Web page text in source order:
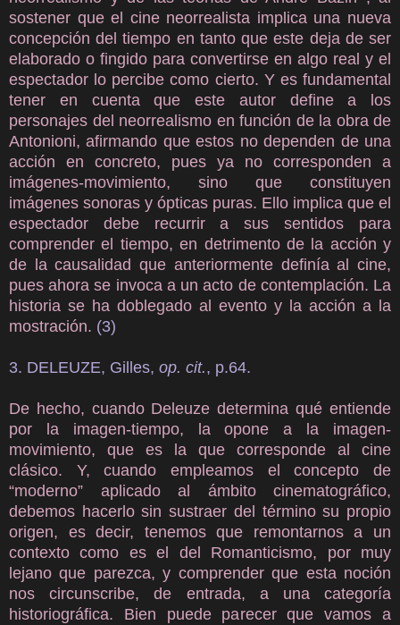
sostener que el cine neorrealista implica una nueva
concepción del tiempo en tanto que este deja de ser
elaborado o fingido para convertirse en algo real y el
espectador lo percibe como cierto. Y es fundamental
tener en cuenta que este autor define a los
personajes del neorrealismo en función de la obra de
Antonioni, afirmando que estos no dependen de una
acción en concreto, pues ya no corresponden a
imágenes-movimiento, sino que constituyen
imágenes sonoras y ópticas puras. Ello implica que el
espectador debe recurrir a sus sentidos para
comprender el tiempo, en detrimento de la acción y
de la causalidad que anteriormente definía al cine,
pues ahora se invoca a un acto de contemplación. La
historia se ha doblegado al evento y la acción a la
mostración. (3)
3. DELEUZE, Gilles, op. cit., p.64.
De hecho, cuando Deleuze determina qué entiende
por la imagen-tiempo, la opone a la imagen-
movimiento, que es la que corresponde al cine
clásico. Y, cuando empleamos el concepto de
“moderno” aplicado al ámbito cinematográfico,
debemos hacerlo sin sustraer del término su propio
origen, es decir, tenemos que remontarnos a un
contexto como es el del Romanticismo, por muy
lejano que parezca, y comprender que esta noción
nos circunscribe, de entrada, a una categoría
historiográfica. Bien puede parecer que vamos a